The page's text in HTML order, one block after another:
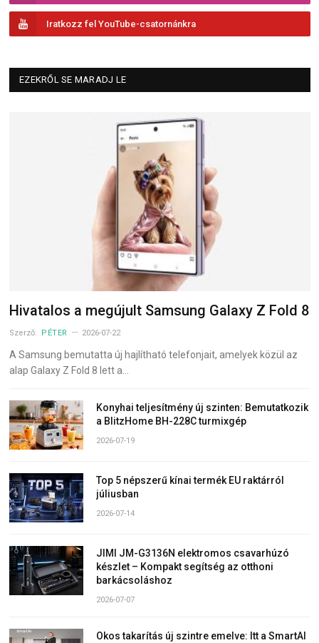
Iratkozz fel YouTube-csatornánkra
EZEKRŐL SE MARADJ LE
Hivatalos a megújult Samsung Galaxy Z Fold 8
Szerző: PÉTER 2026-07-22
A Samsung bemutatta új hajlítható telefonjait, amelyek közül az
alap Galaxy Z Fold 8 lett a…
Konyhai teljesítmény új szinten: Bemutatkozik
a BlitzHome BH-228C turmixgép
2026-07-19
Top 5 népszerű kínai termék EU raktárról
júliusban
2026-07-14
JIMI JM-G3136N elektromos csavarhúzó
készlet – Kompakt segítség az otthoni
barkácsoláshoz
2026-07-07
Okos takarítás új szintre emelve: Itt a SmartAI